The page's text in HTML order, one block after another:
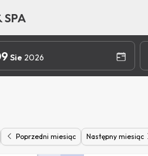
SPA
Sie 2026
Poprzedni miesiąc Następny miesiąc